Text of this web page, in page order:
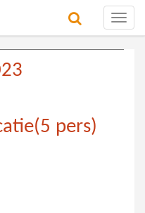
Toggle
pers)